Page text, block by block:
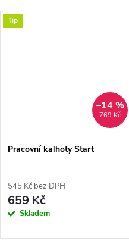
Tip
769 Kč
–14 %
Pracovní kalhoty Start
545 Kč bez DPH
659 Kč
Skladem